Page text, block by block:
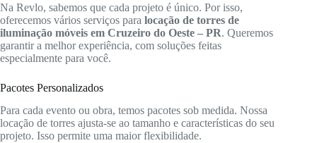
Na Revlo, sabemos que cada projeto é único. Por isso,
oferecemos vários serviços para locação de torres de
iluminação móveis em Cruzeiro do Oeste – PR. Queremos
garantir a melhor experiência, com soluções feitas
especialmente para você.
Pacotes Personalizados
Para cada evento ou obra, temos pacotes sob medida. Nossa
locação de torres ajusta-se ao tamanho e características do seu
projeto. Isso permite uma maior flexibilidade.